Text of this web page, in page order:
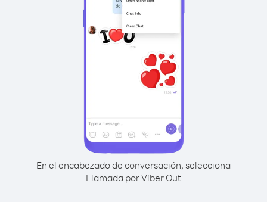
En el encabezado de conversación, selecciona
Llamada por Viber Out